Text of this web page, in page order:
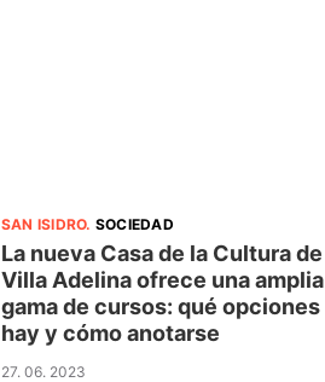
SAN ISIDRO. SOCIEDAD
La nueva Casa de la Cultura de
Villa Adelina ofrece una amplia
gama de cursos: qué opciones
hay y cómo anotarse
27. 06. 2023